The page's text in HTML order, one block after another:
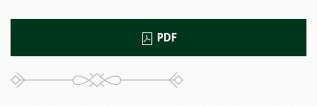
PDF